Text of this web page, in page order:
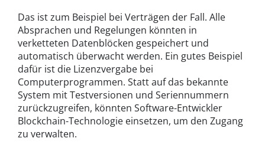
Das ist zum Beispiel bei Verträgen der Fall. Alle
Absprachen und Regelungen könnten in
verketteten Datenblöcken gespeichert und
automatisch überwacht werden. Ein gutes Beispiel
dafür ist die Lizenzvergabe bei
Computerprogrammen. Statt auf das bekannte
System mit Testversionen und Seriennummern
zurückzugreifen, könnten Software-Entwickler
Blockchain-Technologie einsetzen, um den Zugang
zu verwalten.